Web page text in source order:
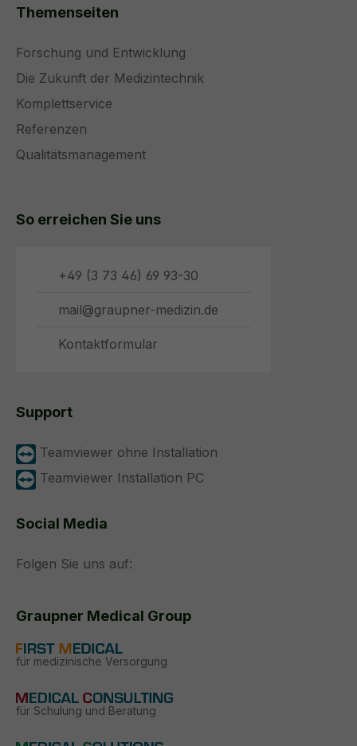
Themenseiten
Forschung und Entwicklung
Die Zukunft der Medizintechnik
Komplettservice
Referenzen
Qualitätsmanagement
So erreichen Sie uns
+49 (3 73 46) 69 93-30
mail@graupner-medizin.de
Kontaktformular
Support
Teamviewer ohne Installation
Teamviewer Installation PC
Social Media
Folgen Sie uns auf:
Graupner Medical Group
für medizinische Versorgung
für Schulung und Beratung